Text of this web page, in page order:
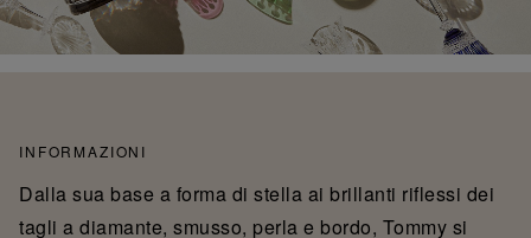
INFORMAZIONI
Dalla sua base a forma di stella ai brillanti riflessi dei
tagli a diamante, smusso, perla e bordo, Tommy si